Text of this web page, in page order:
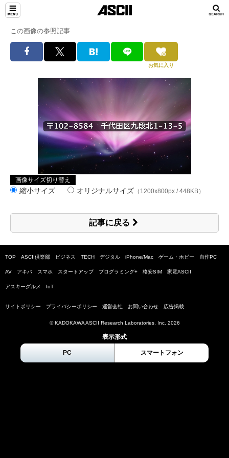
この画像の参照記事
お気に入り
画像サイズ切り替え
縮小サイズ オリジナルサイズ （1200x800px / 448KB）
記事に戻る
TOP ASCII倶楽部 ビジネス TECH デジタル iPhone/Mac ゲーム・ホビー 自作PC
AV アキバ スマホ スタートアップ プログラミング+ 格安SIM 家電ASCII
アスキーグルメ IoT
サイトポリシー プライバシーポリシー 運営会社 お問い合わせ 広告掲載
© KADOKAWA ASCII Research Laboratories, Inc. 2026
表示形式
PC スマートフォン